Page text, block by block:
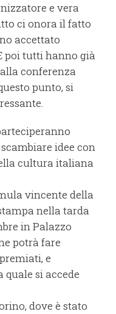
e vera
ci onora il fatto
accettato
poi tutti hanno già
conferenza
punto, si
idee con
cultura italiana
vincente della
nella tarda
in Palazzo
potrà fare
e
si accede
dove è stato